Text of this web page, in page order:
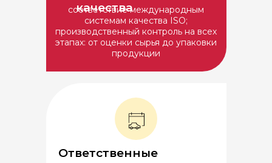
качества
соответствие международным
системам качества ISO;
производственный контроль на всех
этапах: от оценки сырья до упаковки
продукции
Ответственные